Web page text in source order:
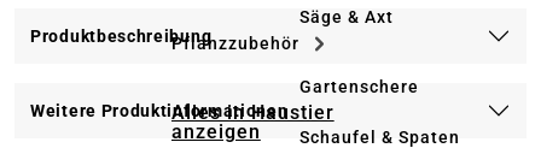
Pflanzzubehör
Alles in Haustier
anzeigen
Säge & Axt
Gartenschere
Schaufel & Spaten
Produktbeschreibung
Weitere Produktinformationen